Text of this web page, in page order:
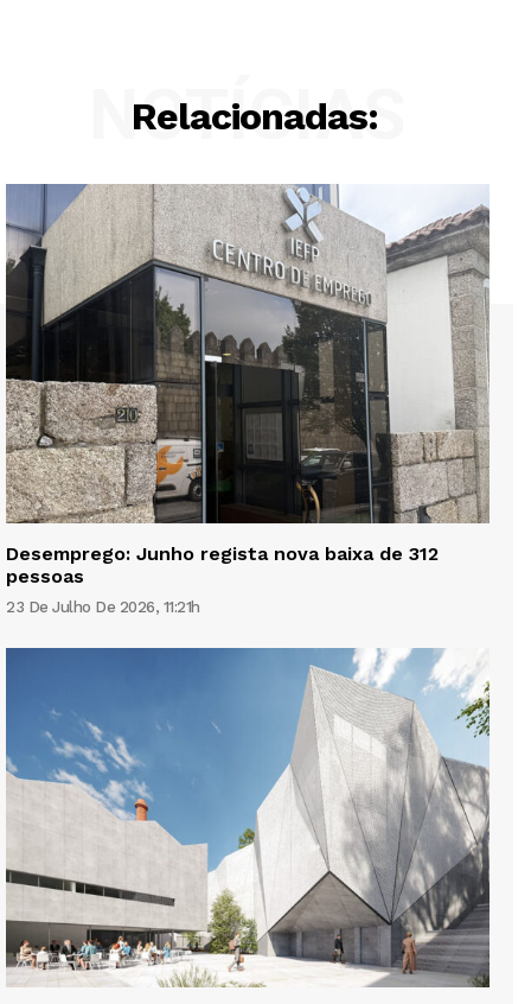
Relacionadas:
NOTÍCIAS
Desemprego: Junho regista nova baixa de 312
pessoas
23 De Julho De 2026, 11:21h